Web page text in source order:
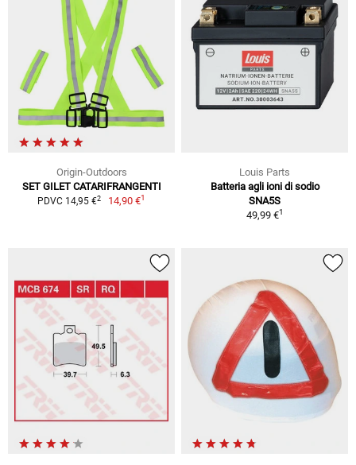
Origin-Outdoors
SET GILET CATARIFRANGENTI
PDVC 14,95 €2 14,90 €1
Louis Parts
Batteria agli ioni di sodio
SNA5S
49,99 €1